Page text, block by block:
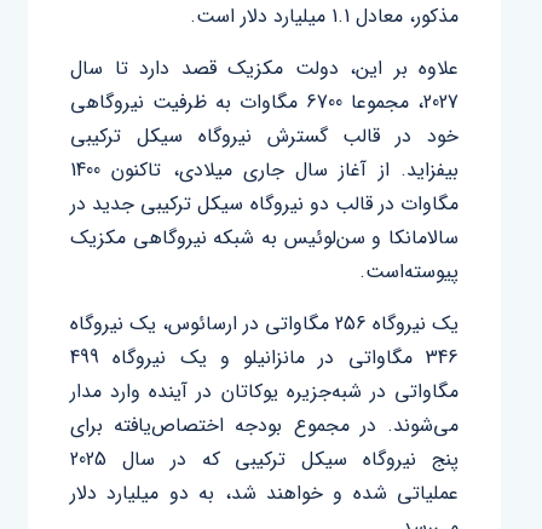
مذکور، معادل 1.1 میلیارد دلار است.
علاوه ‌بر این، دولت مکزیک قصد دارد تا سال
2027، مجموعا 6700 مگاوات به ظرفیت نیروگاهی
خود در قالب گسترش نیروگاه سیکل ترکیبی
بیفزاید. از آغاز سال جاری میلادی، تا‌کنون 1400
مگاوات در قالب دو نیروگاه سیکل ‌ترکیبی جدید در
سالامانکا و سن‌لوئیس به شبکه نیروگاهی مکزیک
پیوسته‌‌است.
یک نیروگاه 256 مگاواتی در ارسائوس، یک نیروگاه
346 مگاواتی در مانزانیلو و یک نیروگاه 499
مگاواتی در شبه‌جزیره یوکاتان در آینده وارد مدار
می‌شوند. در مجموع بودجه اختصاص‌یافته برای
پنج نیروگاه سیکل ترکیبی که در سال 2025
عملیاتی ‌شده و خواهند شد، به دو میلیارد دلار